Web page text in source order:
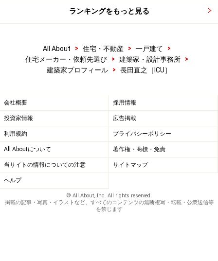
ランキングをもっと見る
All About > 住宅・不動産 > 一戸建て
>
住宅メーカー・依頼先選び
> 建築家・設計事務所
>
建築家プロフィール
> 長田直之［ICU］
会社概要 採用情報
投資家情報 広告掲載
利用規約 プライバシーポリシー
All Aboutについて 著作権・商標・免責
当サイトの情報についての注意 サイトマップ
ヘルプ
© All About, Inc. All rights reserved.
掲載の記事・写真・イラストなど、すべてのコンテンツの無断複写・転載・公衆送信等
を禁じます